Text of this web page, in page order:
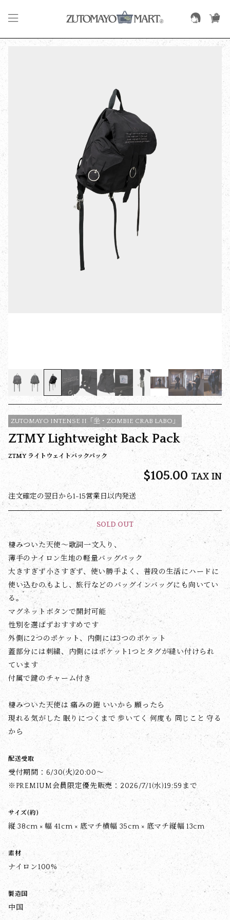
ZUTOMAYO INTENSE II「坐・ZOMBIE CRAB LABO」
ZTMY Lightweight Back Pack
ZTMY ライトウェイトバックパック
$‌105.00 TAX IN
注文確定の翌日から1-15営業日以内発送
SOLD OUT
棲みついた天使〜歌詞一文入り、
薄手のナイロン生地の軽量バッグパック
大きすぎず小さすぎず、使い勝手よく、普段の生活にハードに
使い込むのもよし、旅行などのバッグインバッグにも向いてい
る。
マグネットボタンで開封可能
性別を選ばずおすすめです
外側に2つのポケット、内側には3つのポケット
蓋部分には刺繍、内側にはポケット1つとタグが縫い付けられ
ています
付属で鍵のチャーム付き
棲みついた天使は 痛みの鎧 いいから 願ったら
現れる気がした 眠りにつくまで 歩いてく 何度も 同じこと 守る
から
配送受取
受付期間：6/30(火)20:00〜
※PREMIUM会員限定優先販売：2026/7/1(水)19:59まで
サイズ(約)
縦 38cm × 幅 41cm × 底マチ横幅 35cm × 底マチ縦幅 13cm
素材
ナイロン100%
製造国
中国